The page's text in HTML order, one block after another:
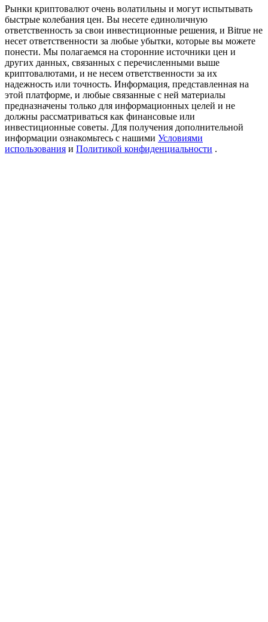
USDT Flexible Staking | Daily Rewards
BTC New User Exclusive: 6.5% APR
BTC Flexible Staking | Daily Rewards
Рынки криптовалют очень волатильны и могут испытывать
быстрые колебания цен. Вы несете единоличную
ответственность за свои инвестиционные решения, и Bitrue не
несет ответственности за любые убытки, которые вы можете
понести. Мы полагаемся на сторонние источники цен и
других данных, связанных с перечисленными выше
криптовалютами, и не несем ответственности за их
надежность или точность. Информация, представленная на
этой платформе, и любые связанные с ней материалы
предназначены только для информационных целей и не
должны рассматриваться как финансовые или
инвестиционные советы. Для получения дополнительной
информации ознакомьтесь с нашими Условиями
использования и Политикой конфиденциальности .